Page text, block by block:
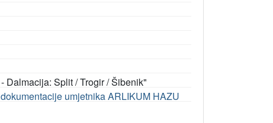
Split / Trogir / Šibenik"
umjetnika ARLIKUM HAZU